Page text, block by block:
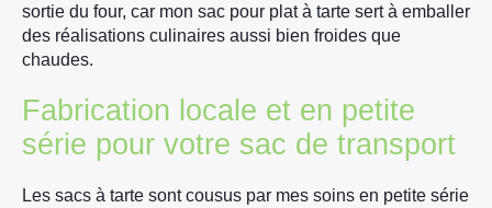
sortie du four, car mon sac pour plat à tarte sert à emballer
des réalisations culinaires aussi bien froides que
chaudes.
Fabrication locale et en petite
série pour votre sac de transport
Les sacs à tarte sont cousus par mes soins en petite série